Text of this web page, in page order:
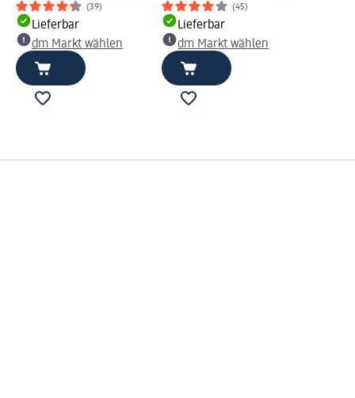
(39)
Lieferbar
dm Markt wählen
(45)
Lieferbar
dm Markt wählen